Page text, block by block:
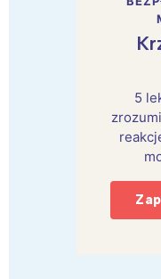
5